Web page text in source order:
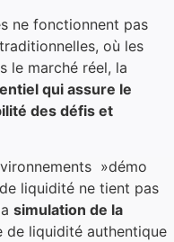
ne fonctionnent pas
où les
le marché réel, la
qui assure le
des défis et
»démo
liquidité ne tient pas
simulation de la
de liquidité authentique